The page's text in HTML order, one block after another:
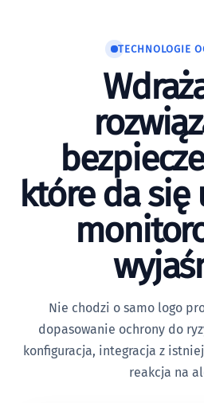
TECHNOLOGIE
które da się
Nie chodzi o samo logo
dopasowanie ochrony do
konfiguracja, integracja z
reakcja na